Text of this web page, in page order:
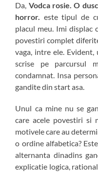
Da, Vodca rosie. O
horror. este tipul de
placul meu. Imi displac
povestiri complet
vaga, intre ele.
scrise pe parcursul
condamnat. Insa
gandite din start asa.
Unul ca mine nu se
care acele povestiri si
motivele care au
o ordine alfabetica?
alternanta dinadins
explicatie logica,